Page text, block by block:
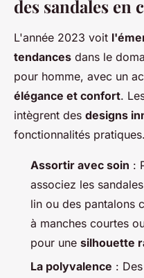
des sandales en
L'année 2023 voit
tendances dans le
pour homme, avec un
élégance et confort.
intègrent des designs
fonctionnalités pratiques.
Assortir avec soin :
associez les
lin ou des pantalons
à manches courtes
pour une silhouette
La polyvalence :